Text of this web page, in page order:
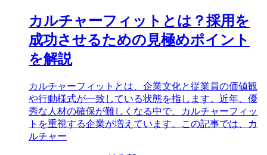
カルチャーフィットとは？採用を
成功させるための見極めポイント
を解説
カルチャーフィットとは、企業文化と従業員の価値観
や行動様式が一致している状態を指します。近年、優
秀な人材の確保が難しくなる中で、カルチャーフィッ
トを重視する企業が増えています。この記事では、カ
ルチャー